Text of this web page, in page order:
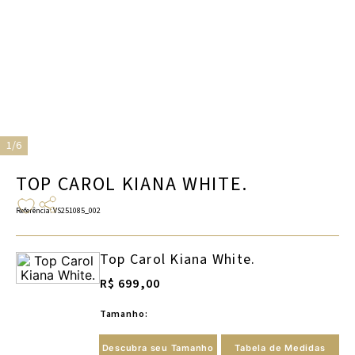
1/6
TOP CAROL KIANA WHITE.
Referência:VS251085_002
Top Carol Kiana White.
R$ 699,00
Tamanho:
Descubra seu Tamanho Tabela de Medidas